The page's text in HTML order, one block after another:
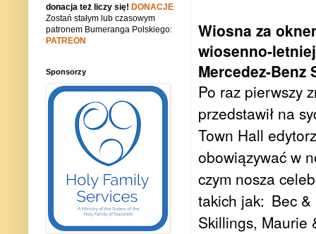
Wiosna za
wiosenno-
Mercedez-
Po raz pierwszy
przedstawił na
Town Hall
obowiązywać w
czym nosza
takich jak: Bec
Skillings, Maurie
donacja też liczy się! DONACJE
Zostań stałym lub czasowym
patronem Bumeranga Polskiego:
PATREON
Sponsorzy